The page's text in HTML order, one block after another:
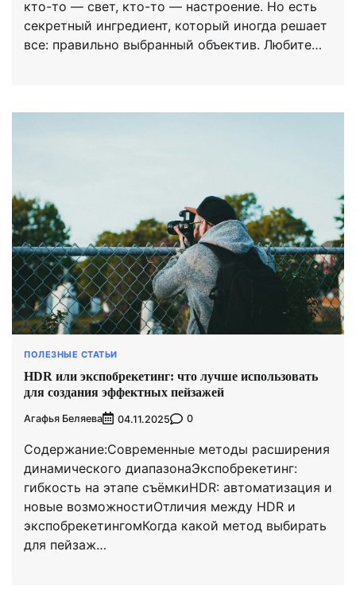
кто-то — свет, кто-то — настроение. Но есть
секретный ингредиент, который иногда решает
все: правильно выбранный объектив. Любите…
ПОЛЕЗНЫЕ СТАТЬИ
HDR или экспобрекетинг: что лучше использовать
для создания эффектных пейзажей
Агафья Беляева 04.11.2025 0
Содержание:Современные методы расширения
динамического диапазонаЭкспобрекетинг:
гибкость на этапе съёмкиHDR: автоматизация и
новые возможностиОтличия между HDR и
экспобрекетингомКогда какой метод выбирать
для пейзаж…